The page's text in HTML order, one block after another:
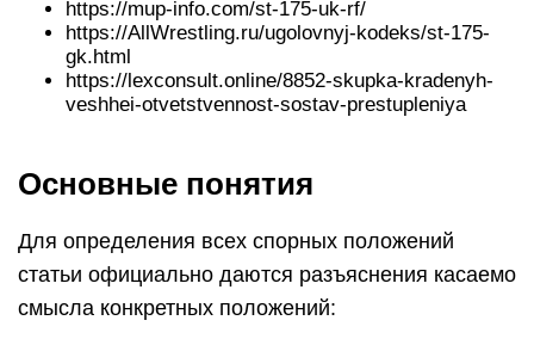
https://mup-info.com/st-175-uk-rf/
https://AllWrestling.ru/ugolovnyj-kodeks/st-175-
gk.html
https://lexconsult.online/8852-skupka-kradenyh-
veshhei-otvetstvennost-sostav-prestupleniya
Основные понятия
Для определения всех спорных положений
статьи официально даются разъяснения касаемо
смысла конкретных положений: